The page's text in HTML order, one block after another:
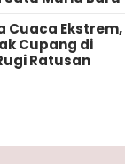
Cuaca Ekstrem,
Cupang di
Ratusan